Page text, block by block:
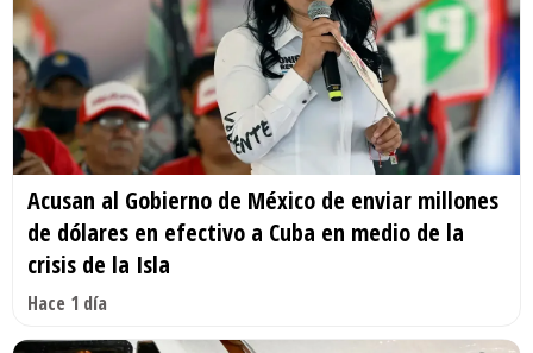
Acusan al Gobierno de México de enviar millones
de dólares en efectivo a Cuba en medio de la
crisis de la Isla
Hace 1 día